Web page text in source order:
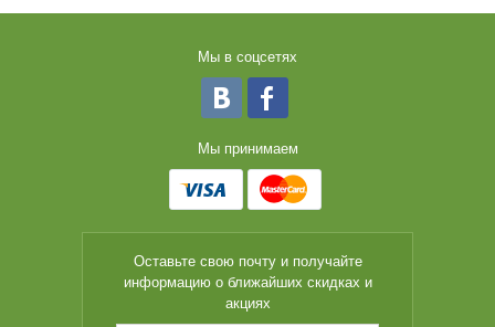
Мы в соцсетях
Мы принимаем
Оставьте свою почту и получайте
информацию о ближайших скидках и
акциях